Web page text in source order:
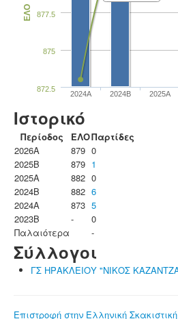
2024A 2024B 2025A
872.5
875
877.5
ΕΛΟ
Ιστορικό
Περίοδος ΕΛΟΠαρτίδες
2026A
879 0
2025B
879 1
2025A
882 0
2024B
882 6
2024A
873 5
2023B
-
0
Παλαιότερα
-
Σύλλογοι
ΓΣ ΗΡΑΚΛΕΙΟΥ "ΝΙΚΟΣ
Επιστροφή στην Ελληνική